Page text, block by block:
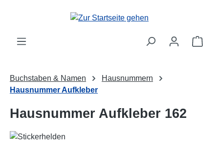
Zum Hauptinhalt springen
Buchstaben & Namen
Hausnummern
Hausnummer Aufkleber
Hausnummer Aufkleber 162